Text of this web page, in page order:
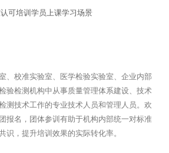
、校准实验室、医学检验实验室、企业内部
验检测机构中从事质量管理体系建设、技术
测技术工作的专业技术人员和管理人员。欢
报名，团体参训有助于机构内部统一对标准
识，提升培训效果的实际转化率。